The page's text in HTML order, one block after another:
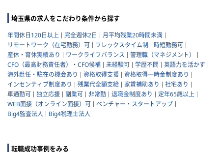
埼玉県の求人をこだわり条件から探す
年間休日120日以上 完全週休2日
月平均残業20時間未満
リモートワーク（在宅勤務）可
フレックスタイム制
時短勤務可
産休・育休実績あり
ワークライフバランス
管理職（マネジメント）
CFO（最高財務責任者）・CFO候補
未経験可 学歴不問
英語力を活かす
海外赴任・駐在の機会あり
資格取得支援
資格取得一時金制度あり
インセンティブ制度あり
残業代全額支給 家賃補助あり
社宅あり
車通勤可
独立応援 副業可 非常勤 退職金制度あり
定年65歳以上
WEB面接（オンライン面接）可
ベンチャー・スタートアップ
Big4監査法人
Big4税理士法人
転職成功事例をみる